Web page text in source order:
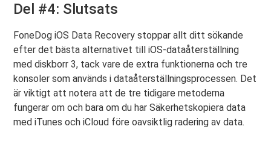
Del #4: Slutsats
FoneDog iOS Data Recovery stoppar allt ditt sökande
efter det bästa alternativet till iOS-dataåterställning
med diskborr 3, tack vare de extra funktionerna och tre
konsoler som används i dataåterställningsprocessen. Det
är viktigt att notera att de tre tidigare metoderna
fungerar om och bara om du har Säkerhetskopiera data
med iTunes och iCloud före oavsiktlig radering av data.